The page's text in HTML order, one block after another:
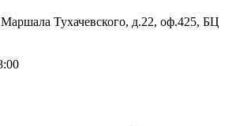
Тухачевского, д.22, оф.425, БЦ